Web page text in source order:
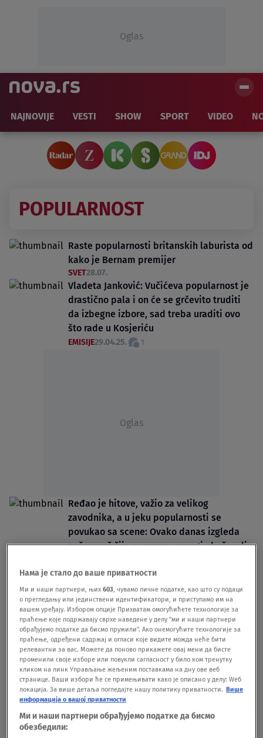
Oglas
NAJNOVIJE VESTI SHOW SPORT VIDEO
POPULARNOST
Raste popularnosti britanskih laburista od
kako je Bernam premijer
SVET28.07.
Vladeta Janković: Vučićeva popularnost je
drastično pala i on će se grčevito truditi
da izbegne izbore, sad treba uraditi ovo
što rade u Kosjeriću
EMISIJE29.04.25. 1
Oglas
Ređao je hitove, važio za velikog
zavodnika, a u jeku popularnosti se
povukao sa scene: Ovako danas izgleda
naš pevač čije su pesme mnogi obožavali
SHOWBIZ08.02.25. 1
"Svašta se dešavalo ispred mene": Mia
Borisavljević otvoreno o težoj strani posla
SHOWBIZ 19.01.25.
Sipaju limun u oči, ližu WC šolju i ništa im
nije sveto: Ovo su gluposti koje su srpski
jutjuberi radili zbog popularnosti i klikova
SHOWBIZ12.09.24.
Нама је стало до ваше приватности
Ми и наши партнери, њих603, чувамо личне податке, као што су подаци
о прегледању или јединствени идентификатори, и приступамо им на
вашем уређају. Избором опције Прихватам омогућићете технологије за
праћење које подржавају сврхе наведене у делу "ми и наши партнери
обрађујемо податке да бисмо пружили". Ако онемогућите технологије за
праћење, одређени садржај и огласи које видите можда неће бити
релевантни за вас. Можете да поново прикажете овај мени да бисте
променили своје изборе или повукли сагласност у било ком тренутку
кликом на линк Управљање жељеним поставкама на дну ове веб
странице. Ваши избори ће се примењивати како је описано у делу: Wеб
локација. За више детаља погледајте нашу политику приватности. Више
информација о вашој приватности
Ми и наши партнери обрађујемо податке да бисмо
обезбедили: